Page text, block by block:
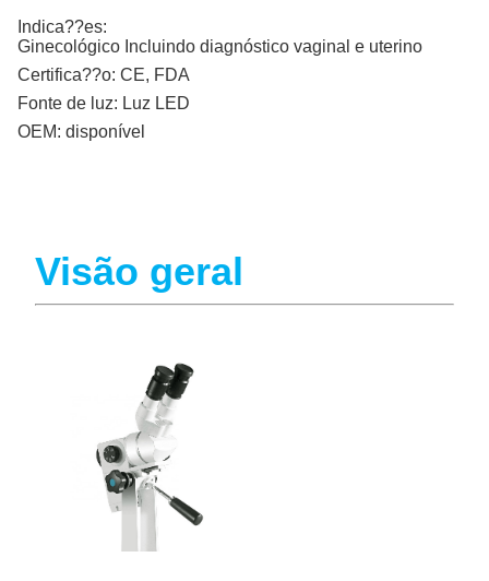
Indica??es:
Ginecológico Incluindo diagnóstico vaginal e uterino
Certifica??o: CE, FDA
Fonte de luz: Luz LED
OEM: disponível
Visão geral